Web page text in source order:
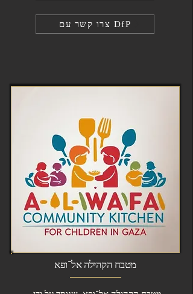
צרו קשר עם DfP
מטבח הקהילה אל־ופא